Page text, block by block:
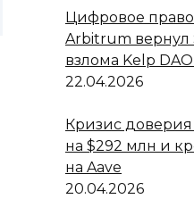
Цифровое
Arbitrum вернул
взлома Kelp
22.04.2026
Кризис доверия
на $292 млн и
на Aave
20.04.2026